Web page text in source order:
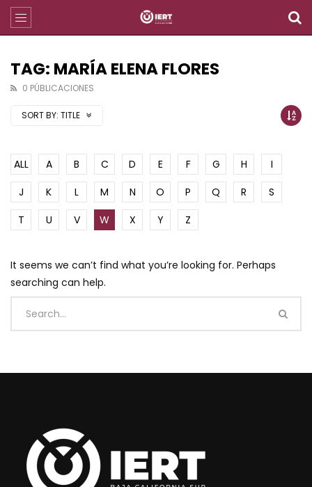
TAG: MARÍA ELENA FLORES
0 PÚBLICACIONES
SORT BY: TITLE
ALL A B C D E F G H
I
J
K L M N O P Q R
S
T
U V W X Y Z
It seems we can’t find what you’re looking for. Perhaps
searching can help.